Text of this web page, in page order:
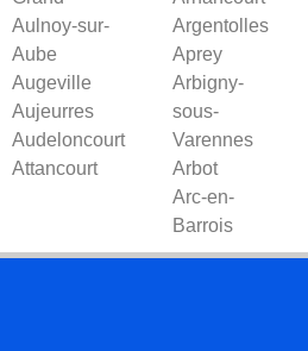
Aulnoy-sur-
Aube
Augeville
Aujeurres
Audeloncourt
Attancourt
Argentolles
Aprey
Arbigny-
sous-
Varennes
Arbot
Arc-en-
Barrois